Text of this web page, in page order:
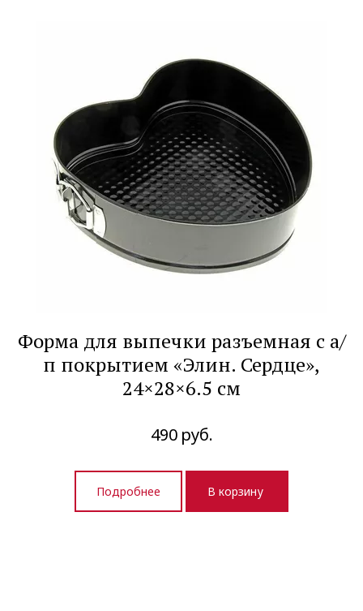
Форма для выпечки разъемная с а/
п покрытием «Элин. Сердце»,
24×28×6.5 см
490 руб.
Подробнее В корзину